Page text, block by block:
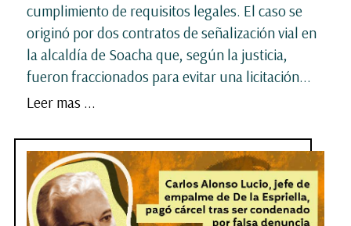
cumplimiento de requisitos legales. El caso se
originó por dos contratos de señalización vial en
la alcaldía de Soacha que, según la justicia,
fueron fraccionados para evitar una licitación...
Leer mas ...